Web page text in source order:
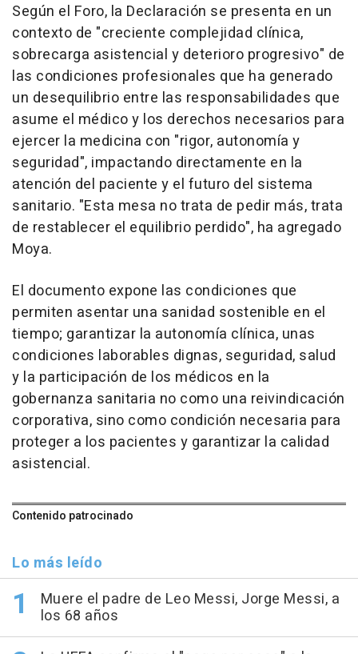
Según el Foro, la Declaración se presenta en un
contexto de "creciente complejidad clínica,
sobrecarga asistencial y deterioro progresivo" de
las condiciones profesionales que ha generado
un desequilibrio entre las responsabilidades que
asume el médico y los derechos necesarios para
ejercer la medicina con "rigor, autonomía y
seguridad", impactando directamente en la
atención del paciente y el futuro del sistema
sanitario. "Esta mesa no trata de pedir más, trata
de restablecer el equilibrio perdido", ha agregado
Moya.
El documento expone las condiciones que
permiten asentar una sanidad sostenible en el
tiempo; garantizar la autonomía clínica, unas
condiciones laborables dignas, seguridad, salud
y la participación de los médicos en la
gobernanza sanitaria no como una reivindicación
corporativa, sino como condición necesaria para
proteger a los pacientes y garantizar la calidad
asistencial.
Contenido patrocinado
Lo más leído
Muere el padre de Leo Messi, Jorge Messi, a
los 68 años